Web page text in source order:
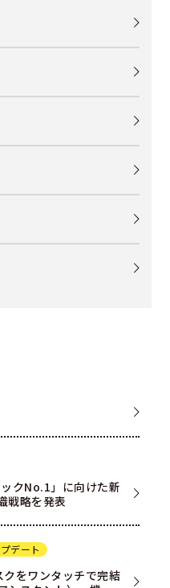
クNo.1」に向けた新
戦略を発表
デート
をワンタッチで完結